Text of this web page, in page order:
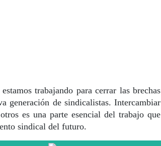
trabajando para cerrar las brechas
generación de sindicalistas. Intercambiar
es una parte esencial del trabajo que
sindical del futuro.